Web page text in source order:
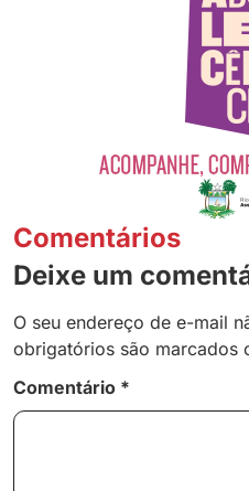
Comentários
Deixe um
O seu endereço de e-mail
obrigatórios são marcados
Comentário *